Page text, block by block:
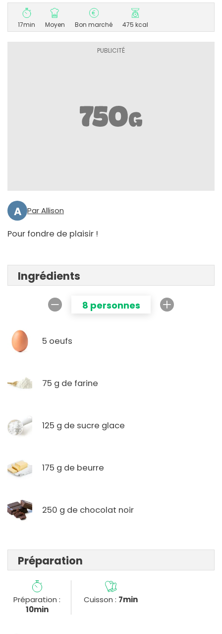
17min Moyen Bon marché 475 kcal
A Par Allison
Pour fondre de plaisir !
Ingrédients
8 personnes
5 oeufs
75 g de farine
125 g de sucre glace
175 g de beurre
250 g de chocolat noir
Préparation
Préparation :
10min
Cuisson : 7min